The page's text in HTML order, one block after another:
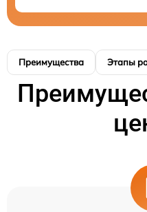
Преимущества Этапы